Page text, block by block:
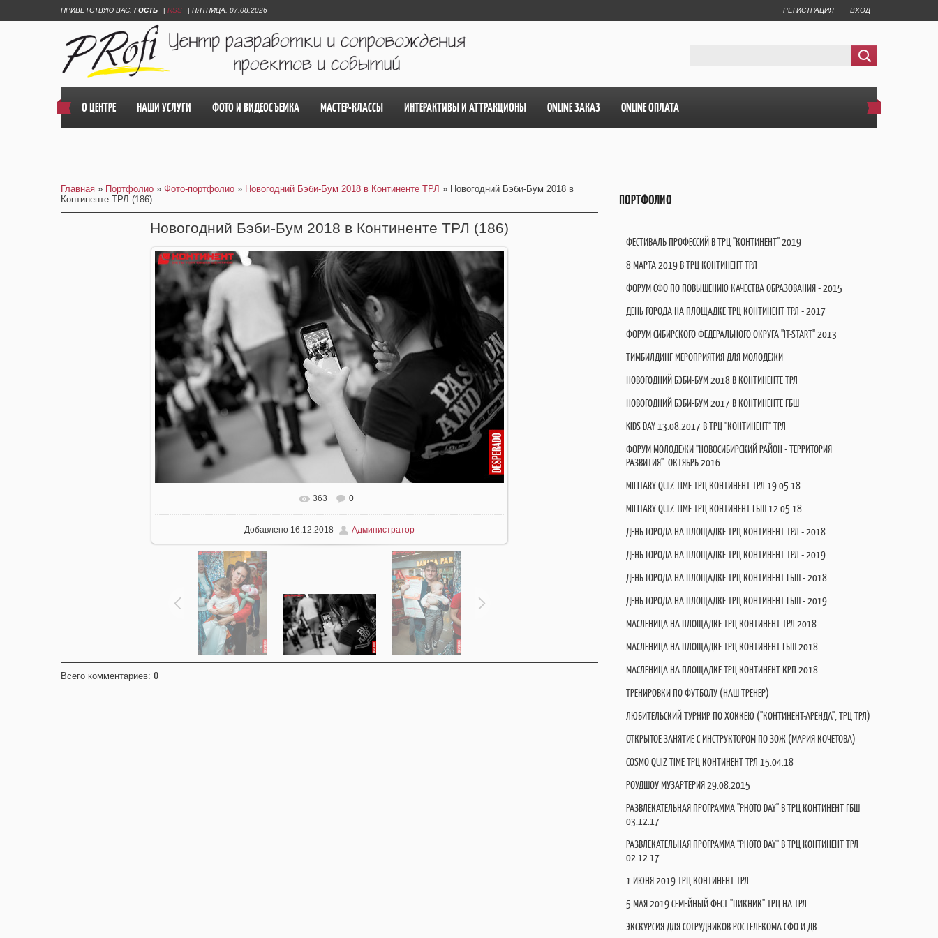
ПРИВЕТСТВУЮ ВАС ГОСТЬ | RSS | ПЯТНИЦА, 07.08.2026 РЕГИСТРАЦИЯ ВХОД
О ЦЕНТРЕ НАШИ УСЛУГИ ФОТО И ВИДЕОСЪЕМКА МАСТЕР-КЛАССЫ ИНТЕРАКТИВЫ И АТТРАКЦИОНЫ ONLINE ЗАКАЗ ONLINE ОПЛАТА
Главная » Портфолио » Фото-портфолио » Новогодний Бэби-Бум 2018 в Континенте ТРЛ » Новогодний Бэби-Бум 2018 в
Континенте ТРЛ (186)
Новогодний Бэби-Бум 2018 в Континенте ТРЛ (186)
363 0
Добавлено 16.12.2018 Администратор
Всего комментариев: 0
ПОРТФОЛИО
ФЕСТИВАЛЬ ПРОФЕССИЙ В ТРЦ "КОНТИНЕНТ" 2019
8 МАРТА 2019 В ТРЦ КОНТИНЕНТ ТРЛ
ФОРУМ СФО ПО ПОВЫШЕНИЮ КАЧЕСТВА ОБРАЗОВАНИЯ - 2015
ДЕНЬ ГОРОДА НА ПЛОЩАДКЕ ТРЦ КОНТИНЕНТ ТРЛ - 2017
ФОРУМ СИБИРСКОГО ФЕДЕРАЛЬНОГО ОКРУГА "IT-START" 2013
ТИМБИЛДИНГ МЕРОПРИЯТИЯ ДЛЯ МОЛОДЁЖИ
НОВОГОДНИЙ БЭБИ-БУМ 2018 В КОНТИНЕНТЕ ТРЛ
НОВОГОДНИЙ БЭБИ-БУМ 2017 В КОНТИНЕНТЕ ГБШ
KIDS DAY 13.08.2017 В ТРЦ "КОНТИНЕНТ" ТРЛ
ФОРУМ МОЛОДЕЖИ "НОВОСИБИРСКИЙ РАЙОН - ТЕРРИТОРИЯ
РАЗВИТИЯ". ОКТЯБРЬ 2016
MILITARY QUIZ TIME ТРЦ КОНТИНЕНТ ТРЛ 19.05.18
MILITARY QUIZ TIME ТРЦ КОНТИНЕНТ ГБШ 12.05.18
ДЕНЬ ГОРОДА НА ПЛОЩАДКЕ ТРЦ КОНТИНЕНТ ТРЛ - 2018
ДЕНЬ ГОРОДА НА ПЛОЩАДКЕ ТРЦ КОНТИНЕНТ ТРЛ - 2019
ДЕНЬ ГОРОДА НА ПЛОЩАДКЕ ТРЦ КОНТИНЕНТ ГБШ - 2018
ДЕНЬ ГОРОДА НА ПЛОЩАДКЕ ТРЦ КОНТИНЕНТ ГБШ - 2019
МАСЛЕНИЦА НА ПЛОЩАДКЕ ТРЦ КОНТИНЕНТ ТРЛ 2018
МАСЛЕНИЦА НА ПЛОЩАДКЕ ТРЦ КОНТИНЕНТ ГБШ 2018
МАСЛЕНИЦА НА ПЛОЩАДКЕ ТРЦ КОНТИНЕНТ КРП 2018
ТРЕНИРОВКИ ПО ФУТБОЛУ (НАШ ТРЕНЕР)
ЛЮБИТЕЛЬСКИЙ ТУРНИР ПО ХОККЕЮ ("КОНТИНЕНТ-АРЕНДА", ТРЦ ТРЛ)
ОТКРЫТОЕ ЗАНЯТИЕ С ИНСТРУКТОРОМ ПО ЗОЖ (МАРИЯ КОЧЕТОВА)
COSMO QUIZ TIME ТРЦ КОНТИНЕНТ ТРЛ 15.04.18
РОУДШОУ МУЗАРТЕРИЯ 29.08.2015
РАЗВЛЕКАТЕЛЬНАЯ ПРОГРАММА "PHOTO DAY" В ТРЦ КОНТИНЕНТ ГБШ
03.12.17
РАЗВЛЕКАТЕЛЬНАЯ ПРОГРАММА "PHOTO DAY" В ТРЦ КОНТИНЕНТ ТРЛ
02.12.17
1 ИЮНЯ 2019 ТРЦ КОНТИНЕНТ ТРЛ
5 МАЯ 2019 СЕМЕЙНЫЙ ФЕСТ "ПИКНИК" ТРЦ НА ТРЛ
ЭКСКУРСИЯ ДЛЯ СОТРУДНИКОВ РОСТЕЛЕКОМА СФО И ДВ